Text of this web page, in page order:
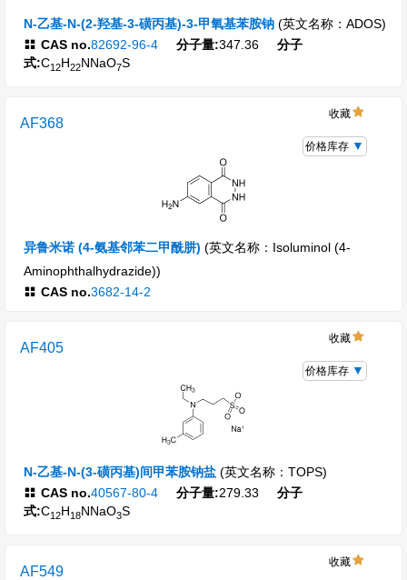
N-乙基-N-(2-羟基-3-磺丙基)-3-甲氧基苯胺钠 (英文名称：ADOS)
CAS no.82692-96-4 分子量:347.36
分子
式:C12H22NNaO7S
AF368
异鲁米诺 (4-氨基邻苯二甲酰肼) (英文名称：Isoluminol (4-
Aminophthalhydrazide))
CAS no.3682-14-2
收藏
价格库存
AF405
N-乙基-N-(3-磺丙基)间甲苯胺钠盐 (英文名称：TOPS)
CAS no.40567-80-4 分子量:279.33
分子
式:C12H18NNaO3S
收藏
价格库存
AF549
收藏